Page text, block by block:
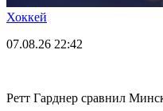
Хоккей
07.08.26 22:42
Ретт Гарднер сравнил